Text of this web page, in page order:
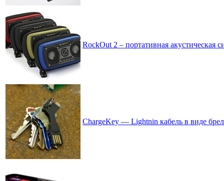
RockOut 2 – портативная акустическая
ChargeKey — Lightnin кабель в виде